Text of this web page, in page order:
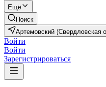
Ещё
Поиск
Артемовский (Свердловская
Войти
Войти
Зарегистрироваться